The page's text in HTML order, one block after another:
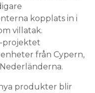
kopplats in i
villatak.
projektet
från Cypern,
produkter blir